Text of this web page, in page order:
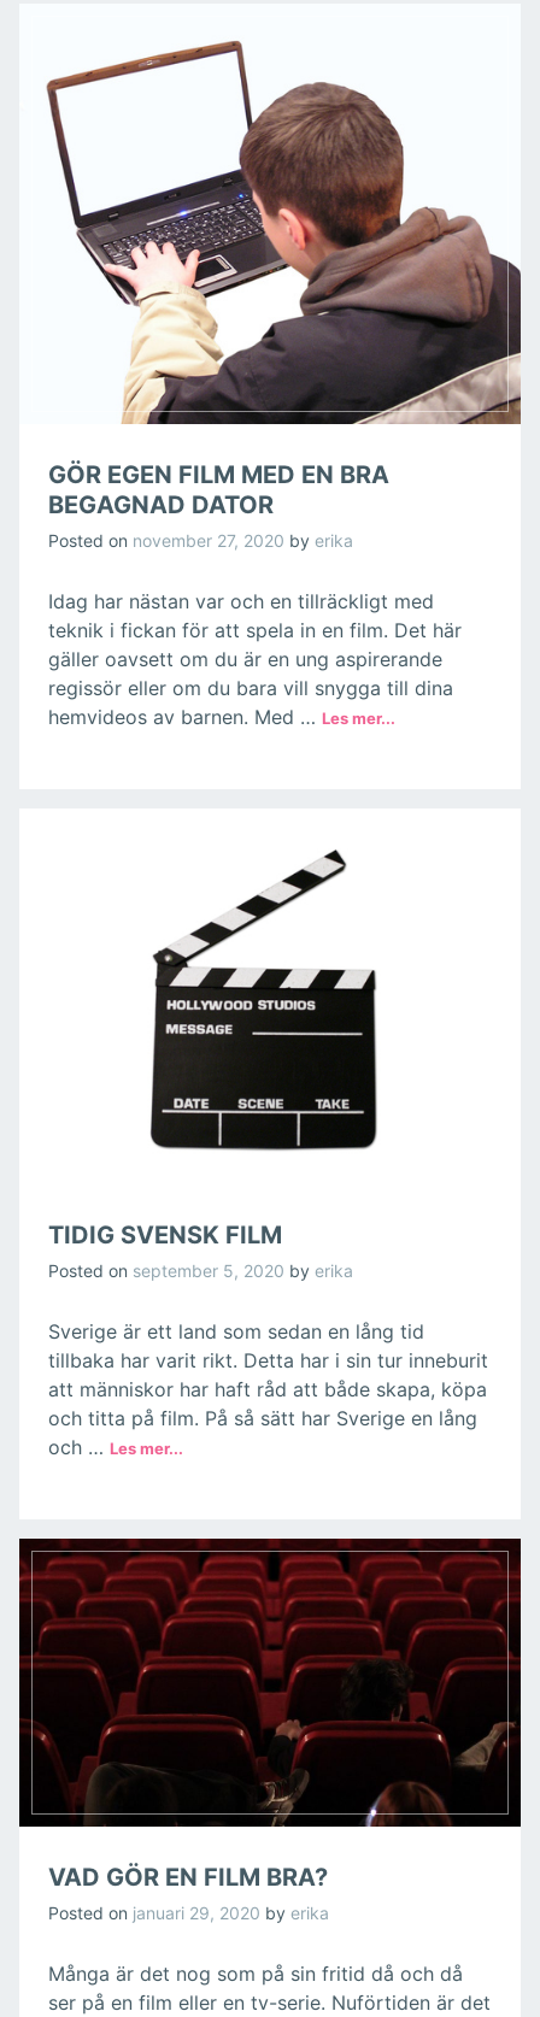
GÖR EGEN FILM MED EN BRA
BEGAGNAD DATOR
Posted on november 27, 2020 by erika
Idag har nästan var och en tillräckligt med
teknik i fickan för att spela in en film. Det här
gäller oavsett om du är en ung aspirerande
regissör eller om du bara vill snygga till dina
hemvideos av barnen. Med …
TIDIG SVENSK FILM
Posted on september 5, 2020 by erika
Sverige är ett land som sedan en lång tid
tillbaka har varit rikt. Detta har i sin tur inneburit
att människor har haft råd att både skapa, köpa
och titta på film. På så sätt har Sverige en lång
och …
VAD GÖR EN FILM BRA?
Posted on januari 29, 2020 by erika
Många är det nog som på sin fritid då och då
ser på en film eller en tv-serie. Nuförtiden är det